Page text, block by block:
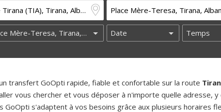
transfert GoOpti rapide, fiable et confortable sur la route
vous chercher et vous déposer à n'importe quelle adresse,
GoOpti s'adaptent à vos besoins grâce aux plusieurs horaires